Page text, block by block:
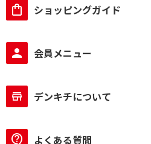
ショッピングガイド
会員メニュー
デンキチについて
よくある質問